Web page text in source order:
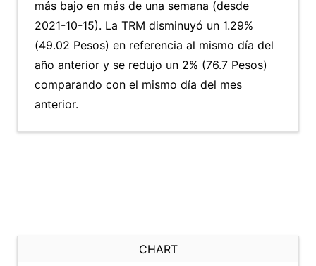
más bajo en más de una semana (desde
2021-10-15). La TRM disminuyó un 1.29%
(49.02 Pesos) en referencia al mismo día del
año anterior y se redujo un 2% (76.7 Pesos)
comparando con el mismo día del mes
anterior.
CHART